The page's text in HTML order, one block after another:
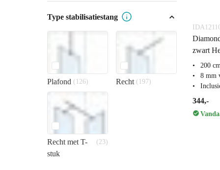
Type stabilisatiestang
Plafond (126) Recht (197)
Recht met T-
stuk
(23)
zwart
200
8 mm
344,-